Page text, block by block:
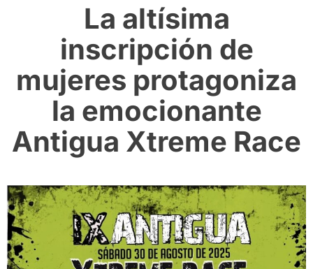
La altísima
inscripción de
mujeres protagoniza
la emocionante
Antigua Xtreme Race